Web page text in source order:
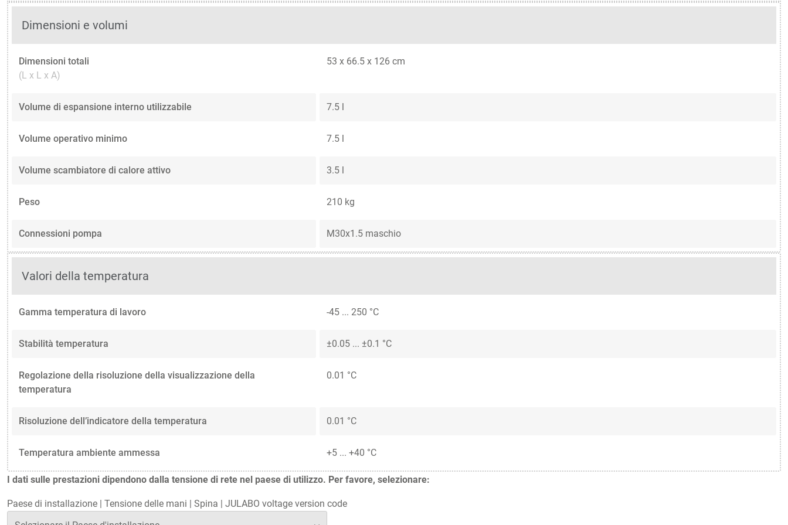
Dimensioni e volumi
Dimensioni totali
(L x L x A)
53 x 66.5 x 126 cm
Volume di espansione interno utilizzabile 7.5 l
Volume operativo minimo 7.5 l
Volume scambiatore di calore attivo 3.5 l
Peso 210 kg
Connessioni pompa M30x1.5 maschio
Valori della temperatura
Gamma temperatura di lavoro -45 ... 250 °C
Stabilità temperatura ±0.05 ... ±0.1 °C
Regolazione della risoluzione della visualizzazione della
temperatura
0.01 °C
Risoluzione dell’indicatore della temperatura 0.01 °C
Temperatura ambiente ammessa +5 ... +40 °C
I dati sulle prestazioni dipendono dalla tensione di rete nel paese di utilizzo. Per favore, selezionare:
Paese di installazione | Tensione delle mani | Spina | JULABO voltage version code